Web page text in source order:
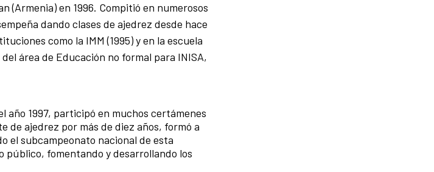
(Armenia) en 1996. Compitió en numerosos
dando clases de ajedrez desde hace
como la IMM (1995) y en la escuela
área de Educación no formal para INISA,
año 1997, participó en muchos certámenes
de ajedrez por más de diez años, formó a
el subcampeonato nacional de esta
fomentando y desarrollando los